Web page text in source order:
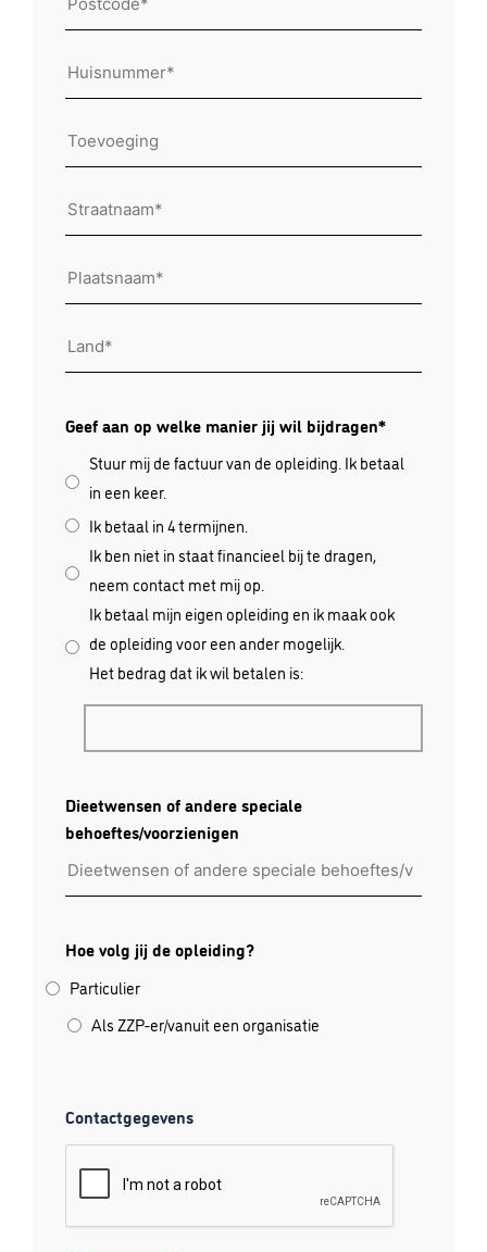
Geef aan op welke manier jij wil bijdragen*
Stuur mij de factuur van de opleiding. Ik betaal
in een keer.
Ik betaal in 4 termijnen.
Ik ben niet in staat financieel bij te dragen,
neem contact met mij op.
Ik betaal mijn eigen opleiding en ik maak ook
de opleiding voor een ander mogelijk.
Het bedrag dat ik wil betalen is:
Dieetwensen of andere speciale
behoeftes/voorzienigen
Hoe volg jij de opleiding?
Particulier
Als ZZP-er/vanuit een organisatie
Contactgegevens